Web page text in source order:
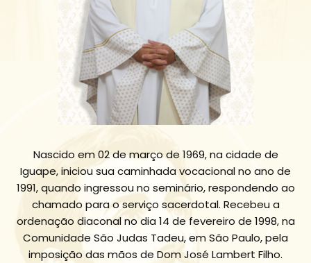
Nascido em 02 de março de 1969, na cidade de
Iguape, iniciou sua caminhada vocacional no ano de
1991, quando ingressou no seminário, respondendo ao
chamado para o serviço sacerdotal. Recebeu a
ordenação diaconal no dia 14 de fevereiro de 1998, na
Comunidade São Judas Tadeu, em São Paulo, pela
imposição das mãos de Dom José Lambert Filho.